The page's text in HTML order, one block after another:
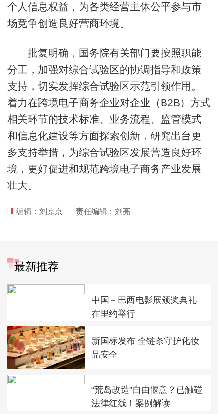
个人信息权益，为各类经营主体公平参与市
场竞争创造良好营商环境。
批复明确，国务院有关部门要按照职能
分工，加强对综合试验区的协调指导和政策
支持，切实发挥综合试验区示范引领作用。
着力在跨境电子商务企业对企业（B2B）方式
相关环节的技术标准、业务流程、监管模式
和信息化建设等方面探索创新，研究出台更
多支持举措，为综合试验区发展营造良好环
境，更好促进和规范跨境电子商务产业发展
壮大。
编辑：刘京京 责任编辑：刘亮
最新推荐
中国－巴西电影展颁奖典礼
在里约举行
新国标发布 全链条守护化妆
品安全
“荒岛改造”自由惬意？已触碰
法律红线！案例解读